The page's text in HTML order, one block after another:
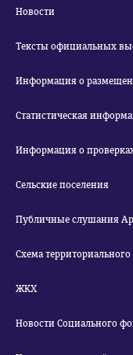
Новости
Тексты официальных
Информация о
Статистическая
Информация о
Сельские поселения
Публичные слушания
Схема
ЖКХ
Новости Социального